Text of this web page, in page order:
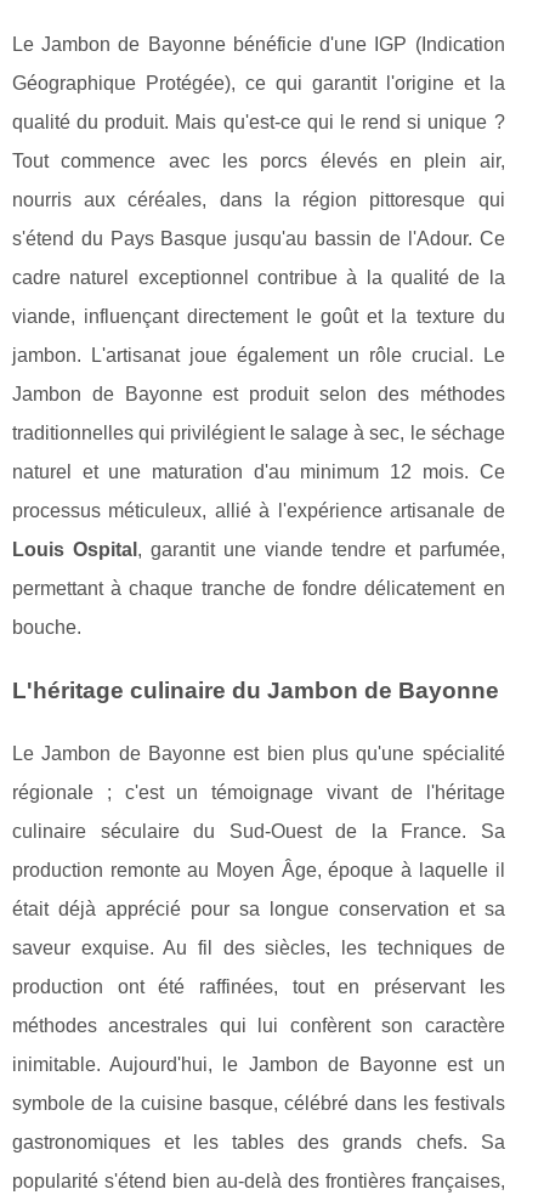
Le Jambon de Bayonne bénéficie d'une IGP (Indication
Géographique Protégée), ce qui garantit l'origine et la
qualité du produit. Mais qu'est-ce qui le rend si unique ?
Tout commence avec les porcs élevés en plein air,
nourris aux céréales, dans la région pittoresque qui
s'étend du Pays Basque jusqu'au bassin de l'Adour. Ce
cadre naturel exceptionnel contribue à la qualité de la
viande, influençant directement le goût et la texture du
jambon. L'artisanat joue également un rôle crucial. Le
Jambon de Bayonne est produit selon des méthodes
traditionnelles qui privilégient le salage à sec, le séchage
naturel et une maturation d'au minimum 12 mois. Ce
processus méticuleux, allié à l'expérience artisanale de
Louis Ospital , garantit une viande tendre et parfumée,
permettant à chaque tranche de fondre délicatement en
bouche.
L'héritage culinaire du Jambon de Bayonne
Le Jambon de Bayonne est bien plus qu'une spécialité
régionale ; c'est un témoignage vivant de l'héritage
culinaire séculaire du Sud-Ouest de la France. Sa
production remonte au Moyen Âge, époque à laquelle il
était déjà apprécié pour sa longue conservation et sa
saveur exquise. Au fil des siècles, les techniques de
production ont été raffinées, tout en préservant les
méthodes ancestrales qui lui confèrent son caractère
inimitable. Aujourd'hui, le Jambon de Bayonne est un
symbole de la cuisine basque, célébré dans les festivals
gastronomiques et les tables des grands chefs. Sa
popularité s'étend bien au-delà des frontières françaises,